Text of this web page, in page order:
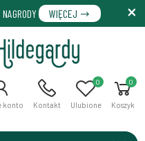
WIĘCEJ
konto Kontakt Ulubione
0 0
Koszyk